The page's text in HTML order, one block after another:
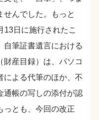
せんでした。もっと
13日に施行されたこ
自筆証書遺言における
財産目録）は、パソコ
による代筆のほか、不
通帳の写しの添付が認
っとも、今回の改正